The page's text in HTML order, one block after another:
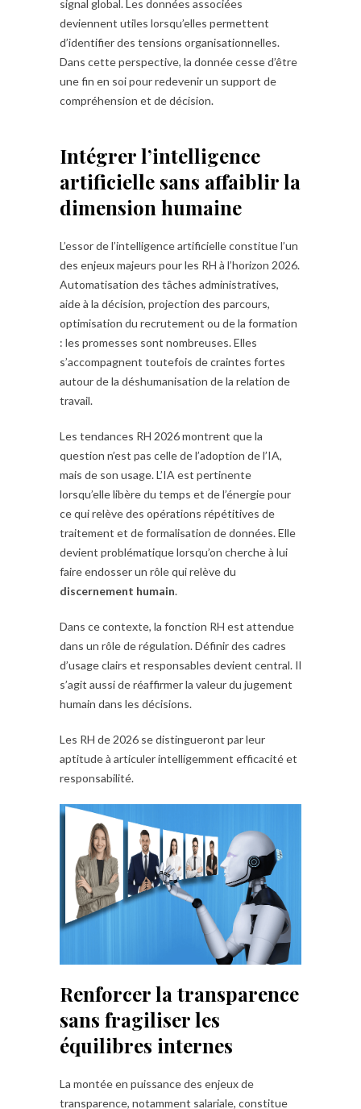
signal global. Les données associées
deviennent utiles lorsqu’elles permettent
d’identifier des tensions organisationnelles.
Dans cette perspective, la donnée cesse d’être
une fin en soi pour redevenir un support de
compréhension et de décision.
Intégrer l’intelligence
artificielle sans affaiblir la
dimension humaine
L’essor de l’intelligence artificielle constitue l’un
des enjeux majeurs pour les RH à l’horizon 2026.
Automatisation des tâches administratives,
aide à la décision, projection des parcours,
optimisation du recrutement ou de la formation
: les promesses sont nombreuses. Elles
s’accompagnent toutefois de craintes fortes
autour de la déshumanisation de la relation de
travail.
Les tendances RH 2026 montrent que la
question n’est pas celle de l’adoption de l’IA,
mais de son usage. L’IA est pertinente
lorsqu’elle libère du temps et de l’énergie pour
ce qui relève des opérations répétitives de
traitement et de formalisation de données. Elle
devient problématique lorsqu’on cherche à lui
faire endosser un rôle qui relève du
discernement humain.
Dans ce contexte, la fonction RH est attendue
dans un rôle de régulation. Définir des cadres
d’usage clairs et responsables devient central. Il
s’agit aussi de réaffirmer la valeur du jugement
humain dans les décisions.
Les RH de 2026 se distingueront par leur
aptitude à articuler intelligemment efficacité et
responsabilité.
Renforcer la transparence
sans fragiliser les
équilibres internes
La montée en puissance des enjeux de
transparence, notamment salariale, constitue